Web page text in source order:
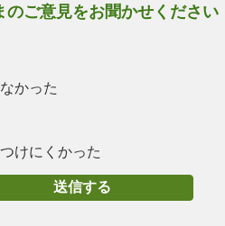
ご意見をお聞かせください
かった
けにくかった